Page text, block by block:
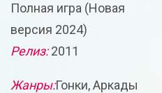
Полная игра (Новая
версия 2024)
Релиз:2011
Жанры:Гонки, Аркады